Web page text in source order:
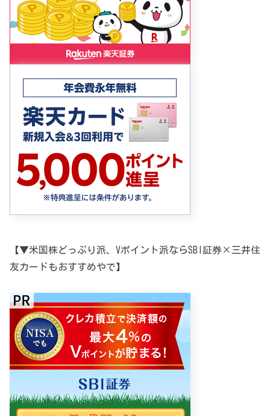
【▼米国株どっぷり派、Vポイント派ならSBI証券×三井住
友カードもおすすめやで】